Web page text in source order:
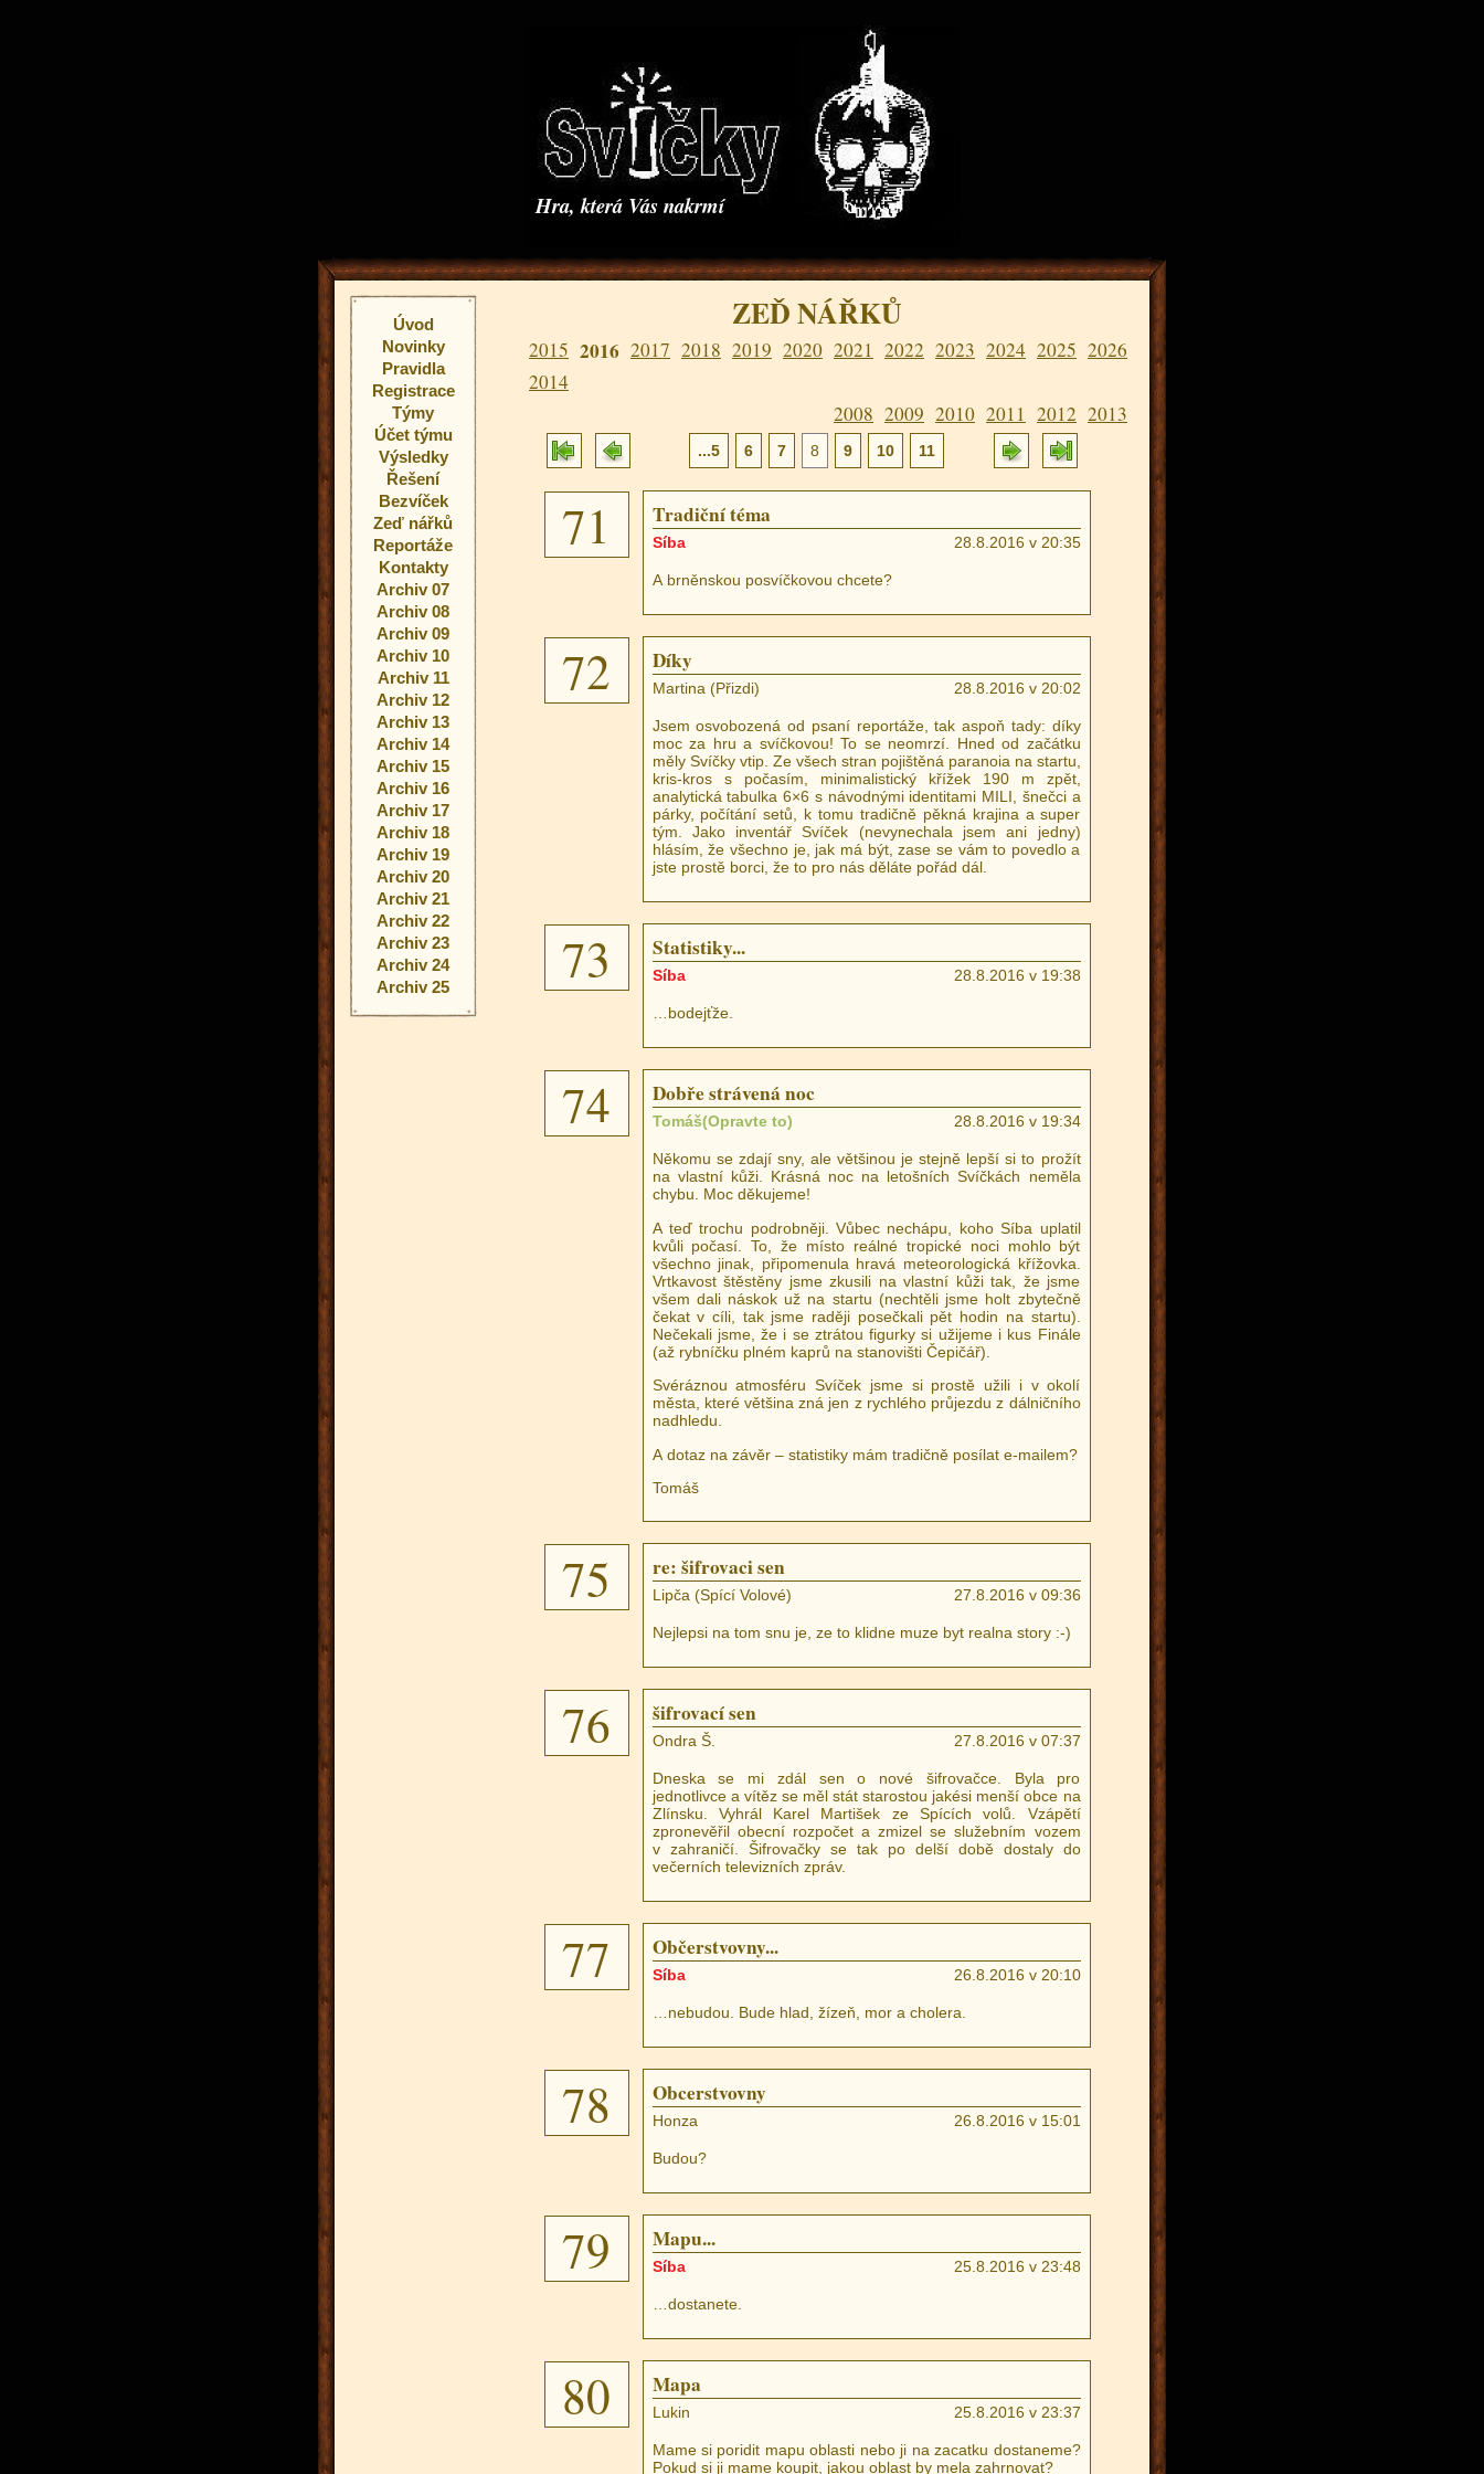
Hra, která Vás nakrmí
Úvod
Novinky
Pravidla
Registrace
Týmy
Účet týmu
Výsledky
Řešení
Bezvíček
Zeď nářků
Reportáže
Kontakty
Archiv 07
Archiv 08
Archiv 09
Archiv 10
Archiv 11
Archiv 12
Archiv 13
Archiv 14
Archiv 15
Archiv 16
Archiv 17
Archiv 18
Archiv 19
Archiv 20
Archiv 21
Archiv 22
Archiv 23
Archiv 24
Archiv 25
ZEĎ NÁŘKŮ
2026
2025
2024
2023
2022
2021
2020
2019
2018
2017
2016
2015
2014
2013
2012
2011
2010
2009
2008
...5 6 7 8 9 10 11
71 Tradiční téma
Síba 28.8.2016 v 20:35
A brněnskou posvíčkovou chcete?
72 Díky
Martina (Přizdi) 28.8.2016 v 20:02
Jsem osvobozená od psaní reportáže, tak aspoň tady: díky
moc za hru a svíčkovou! To se neomrzí. Hned od začátku
měly Svíčky vtip. Ze všech stran pojištěná paranoia na startu,
kris-kros s počasím, minimalistický křížek 190 m zpět,
analytická tabulka 6×6 s návodnými identitami MILI, šnečci a
párky, počítání setů, k tomu tradičně pěkná krajina a super
tým. Jako inventář Svíček (nevynechala jsem ani jedny)
hlásím, že všechno je, jak má být, zase se vám to povedlo a
jste prostě borci, že to pro nás děláte pořád dál.
73 Statistiky...
Síba 28.8.2016 v 19:38
…bodejťže.
74 Dobře strávená noc
Tomáš(Opravte to) 28.8.2016 v 19:34
Někomu se zdají sny, ale většinou je stejně lepší si to prožít
na vlastní kůži. Krásná noc na letošních Svíčkách neměla
chybu. Moc děkujeme!
A teď trochu podrobněji. Vůbec nechápu, koho Síba uplatil
kvůli počasí. To, že místo reálné tropické noci mohlo být
všechno jinak, připomenula hravá meteorologická křížovka.
Vrtkavost štěstěny jsme zkusili na vlastní kůži tak, že jsme
všem dali náskok už na startu (nechtěli jsme holt zbytečně
čekat v cíli, tak jsme raději posečkali pět hodin na startu).
Nečekali jsme, že i se ztrátou figurky si užijeme i kus Finále
(až rybníčku plném kaprů na stanovišti Čepičář).
Svéráznou atmosféru Svíček jsme si prostě užili i v okolí
města, které většina zná jen z rychlého průjezdu z dálničního
nadhledu.
A dotaz na závěr – statistiky mám tradičně posílat e-mailem?
Tomáš
75 re: šifrovaci sen
Lipča (Spící Volové) 27.8.2016 v 09:36
Nejlepsi na tom snu je, ze to klidne muze byt realna story :-)
76 šifrovací sen
Ondra Š. 27.8.2016 v 07:37
Dneska se mi zdál sen o nové šifrovačce. Byla pro
jednotlivce a vítěz se měl stát starostou jakési menší obce na
Zlínsku. Vyhrál Karel Martišek ze Spících volů. Vzápětí
zpronevěřil obecní rozpočet a zmizel se služebním vozem
v zahraničí. Šifrovačky se tak po delší době dostaly do
večerních televizních zpráv.
77 Občerstvovny...
Síba 26.8.2016 v 20:10
…nebudou. Bude hlad, žízeň, mor a cholera.
78 Obcerstvovny
Honza 26.8.2016 v 15:01
Budou?
79 Mapu...
Síba 25.8.2016 v 23:48
…dostanete.
80 Mapa
Lukin 25.8.2016 v 23:37
Mame si poridit mapu oblasti nebo ji na zacatku dostaneme?
Pokud si ji mame koupit, jakou oblast by mela zahrnovat?